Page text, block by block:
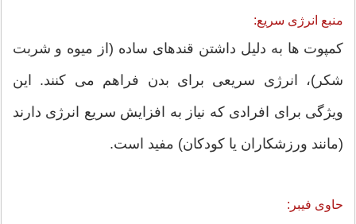
منبع انرژی سریع:
کمپوت ها به دلیل داشتن قندهای ساده (از میوه و شربت
شکر)، انرژی سریعی برای بدن فراهم می کنند. این
ویژگی برای افرادی که نیاز به افزایش سریع انرژی دارند
(مانند ورزشکاران یا کودکان) مفید است.
حاوی فیبر: